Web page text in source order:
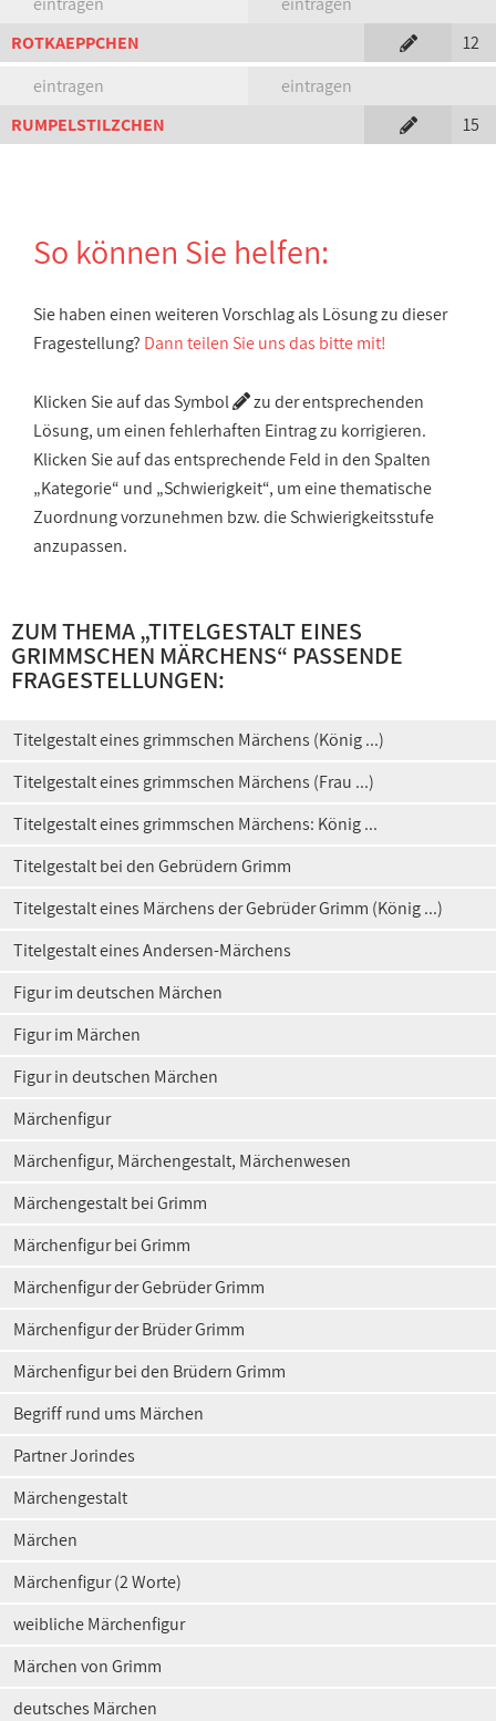
ROTKAEPPCHEN
12
eintragen
eintragen
RUMPELSTILZCHEN
15
So können Sie helfen:
Sie haben einen weiteren Vorschlag als Lösung zu dieser
Fragestellung? Dann teilen Sie uns das bitte mit!
Klicken Sie auf das Symbol
zu der entsprechenden
Lösung, um einen fehlerhaften Eintrag zu korrigieren.
Klicken Sie auf das entsprechende Feld in den Spalten
„Kategorie“ und „Schwierigkeit“, um eine thematische
Zuordnung vorzunehmen bzw. die Schwierigkeitsstufe
anzupassen.
ZUM THEMA „TITELGESTALT EINES
GRIMMSCHEN MÄRCHENS“ PASSENDE
FRAGESTELLUNGEN:
Titelgestalt eines grimmschen Märchens (König ...)
Titelgestalt eines grimmschen Märchens (Frau ...)
Titelgestalt eines grimmschen Märchens: König ...
Titelgestalt bei den Gebrüdern Grimm
Titelgestalt eines Märchens der Gebrüder Grimm (König ...)
Titelgestalt eines Andersen-Märchens
Figur im deutschen Märchen
Figur im Märchen
Figur in deutschen Märchen
Märchenfigur
Märchenfigur, Märchengestalt, Märchenwesen
Märchengestalt bei Grimm
Märchenfigur bei Grimm
Märchenfigur der Gebrüder Grimm
Märchenfigur der Brüder Grimm
Märchenfigur bei den Brüdern Grimm
Begriff rund ums Märchen
Partner Jorindes
Märchengestalt
Märchen
Märchenfigur (2 Worte)
weibliche Märchenfigur
Märchen von Grimm
deutsches Märchen